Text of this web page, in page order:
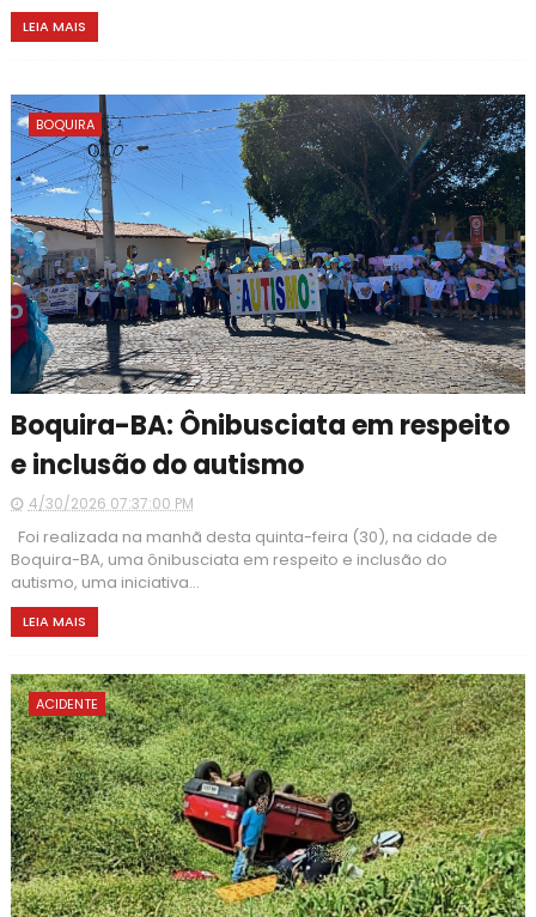
LEIA MAIS
BOQUIRA
Boquira-BA: Ônibusciata em respeito
e inclusão do autismo
4/30/2026 07:37:00 PM
Foi realizada na manhã desta quinta-feira (30), na cidade de
Boquira-BA, uma ônibusciata em respeito e inclusão do
autismo, uma iniciativa...
LEIA MAIS
ACIDENTE